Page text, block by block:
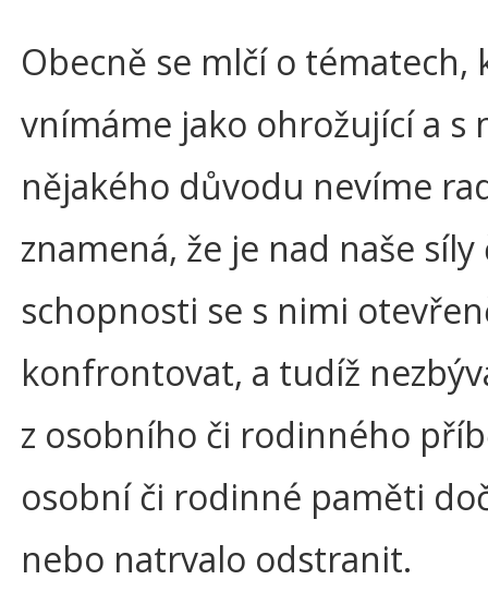
Obecně se mlčí o tématech,
vnímáme jako ohrožující a s
nějakého důvodu nevíme
znamená, že je nad naše síly
schopnosti se s nimi
konfrontovat, a tudíž
z osobního či rodinného
osobní či rodinné paměti
nebo natrvalo odstranit.